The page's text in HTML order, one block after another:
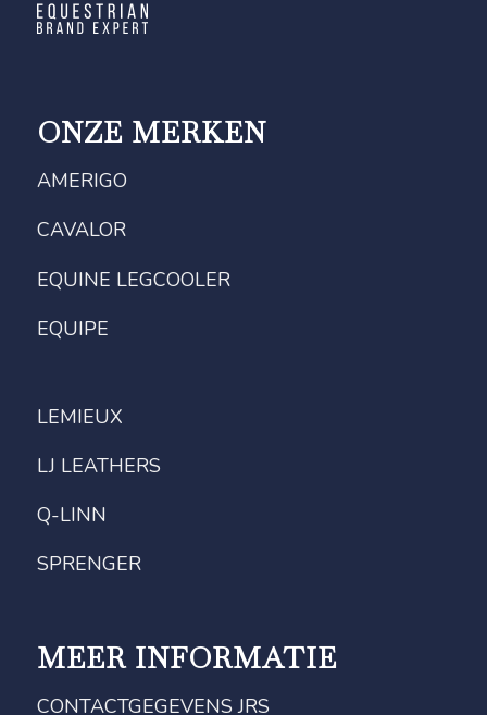
ONZE MERKEN
AMERIGO
CAVALOR
EQUINE LEGCOOLER
EQUIPE
LEMIEUX
LJ LEATHERS
Q-LINN
SPRENGER
MEER INFORMATIE
CONTACTGEGEVENS JRS